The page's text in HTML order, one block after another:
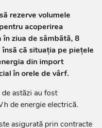
rezerve volumele
acoperirea
ziua de sâmbătă, 8
că situația pe piețele
din import
în orele de vârf.
astăzi au fost
de energie electrică.
asigurată prin contracte